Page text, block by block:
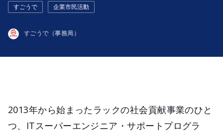
すごうで 企業市民活動
すごうで（事務局）
2013年から始まったラックの社会貢献事業のひと
つ、ITスーパーエンジニア・サポートプログラ